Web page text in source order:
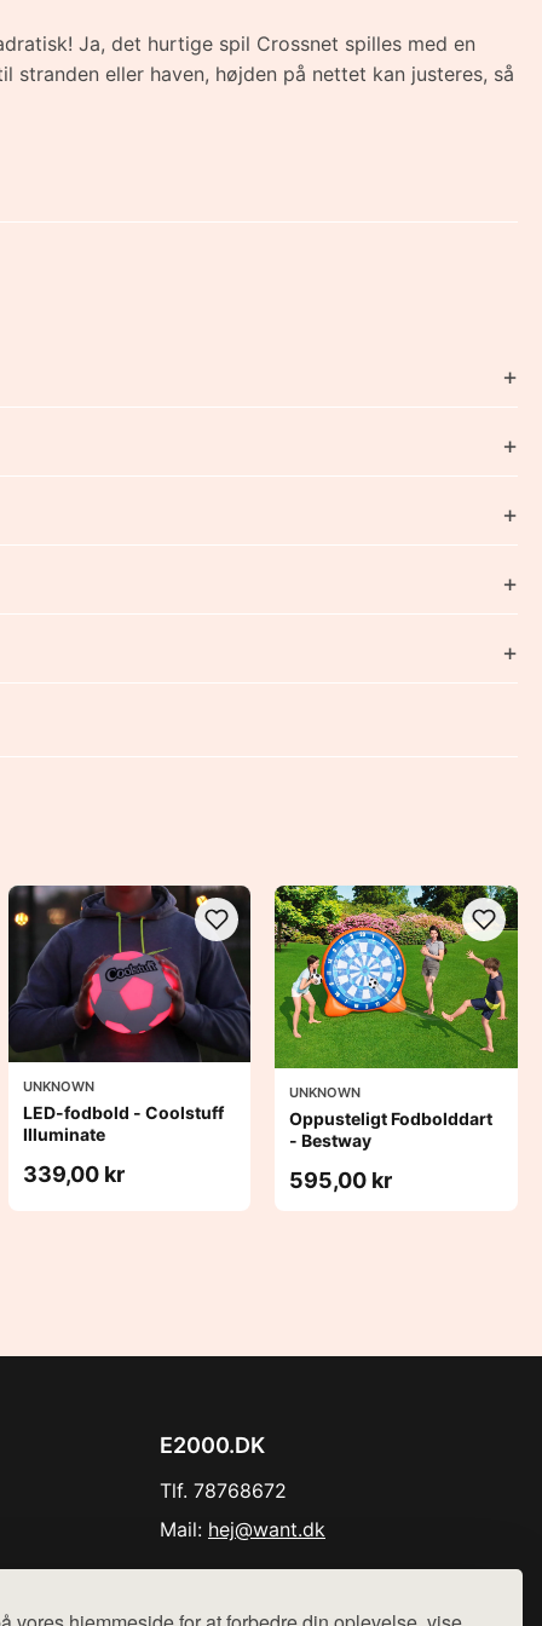
Ja, det hurtige spil Crossnet spilles med en
eller haven, højden på nettet kan justeres, så
UNKNOWN
LED-fodbold - Coolstuff
Illuminate
339,00 kr
UNKNOWN
Oppusteligt Fodbolddart
- Bestway
595,00 kr
E2000.DK
Tlf. 78768672
Mail: hej@want.dk